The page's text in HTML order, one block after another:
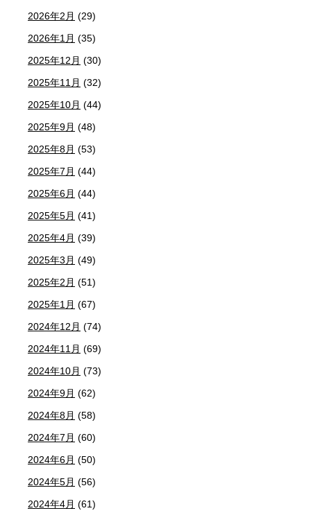
2026年2月 (29)
2026年1月 (35)
2025年12月 (30)
2025年11月 (32)
2025年10月 (44)
2025年9月 (48)
2025年8月 (53)
2025年7月 (44)
2025年6月 (44)
2025年5月 (41)
2025年4月 (39)
2025年3月 (49)
2025年2月 (51)
2025年1月 (67)
2024年12月 (74)
2024年11月 (69)
2024年10月 (73)
2024年9月 (62)
2024年8月 (58)
2024年7月 (60)
2024年6月 (50)
2024年5月 (56)
2024年4月 (61)